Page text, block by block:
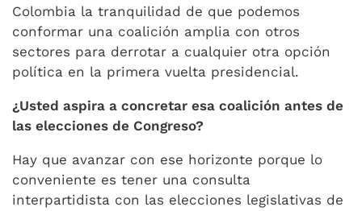
Colombia la tranquilidad de que podemos
conformar una coalición amplia con otros
sectores para derrotar a cualquier otra opción
política en la primera vuelta presidencial.
¿Usted aspira a concretar esa coalición antes de
las elecciones de Congreso?
Hay que avanzar con ese horizonte porque lo
conveniente es tener una consulta
interpartidista con las elecciones legislativas de